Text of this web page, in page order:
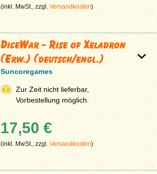
(inkl. MwSt., zzgl.Versandkosten)
DiceWar - Rise of Xeladron
(Erw.) (deutsch/engl.)
Suncoregames
Zur Zeit nicht lieferbar,
Vorbestellung möglich.
17,50 €
(inkl. MwSt., zzgl.Versandkosten)